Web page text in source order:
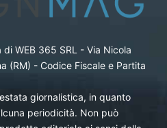
WEB 365 SRL - Via Nicola
(RM) - Codice Fiscale e Partita
giornalistica, in quanto
periodicità. Non può